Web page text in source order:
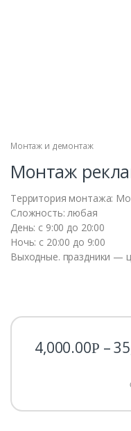
Монтаж и демонтаж
Монтаж
Территория монтажа:
Сложность: любая
День: с 9:00 до 20:00
Ночь: с 20:00 до 9:00
Выходные. праздники —
4,000.00Р –